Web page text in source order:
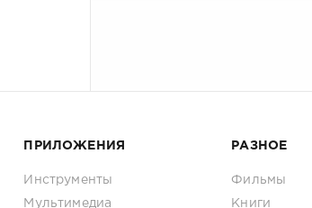
ПРИЛОЖЕНИЯ
Инструменты
Мультимедиа
РАЗНОЕ
Фильмы
Книги